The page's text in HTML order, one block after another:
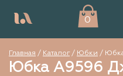
0
Главная / Каталог/ Юбки /
Юбка А9596